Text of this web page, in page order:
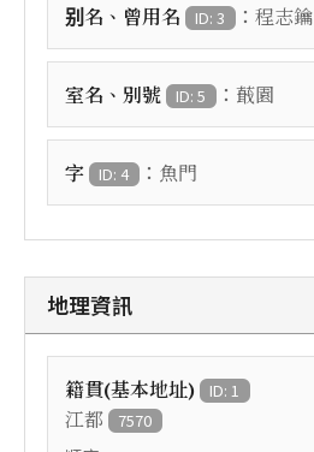
别名、曾用名 ID: 3 ： 程志鑰
室名、別號 ID: 5 ： 蕺園
字 ID: 4 ： 魚門
地理資訊
籍貫(基本地址) ID: 1
江都 7570